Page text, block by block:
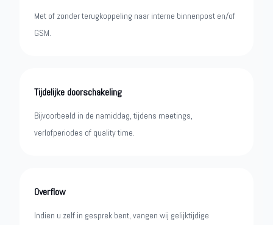
Met of zonder terugkoppeling naar interne binnenpost en/of
GSM.
Tijdelijke doorschakeling
Bijvoorbeeld in de namiddag, tijdens meetings,
verlofperiodes of quality time.
Overflow
Indien u zelf in gesprek bent, vangen wij gelijktijdige